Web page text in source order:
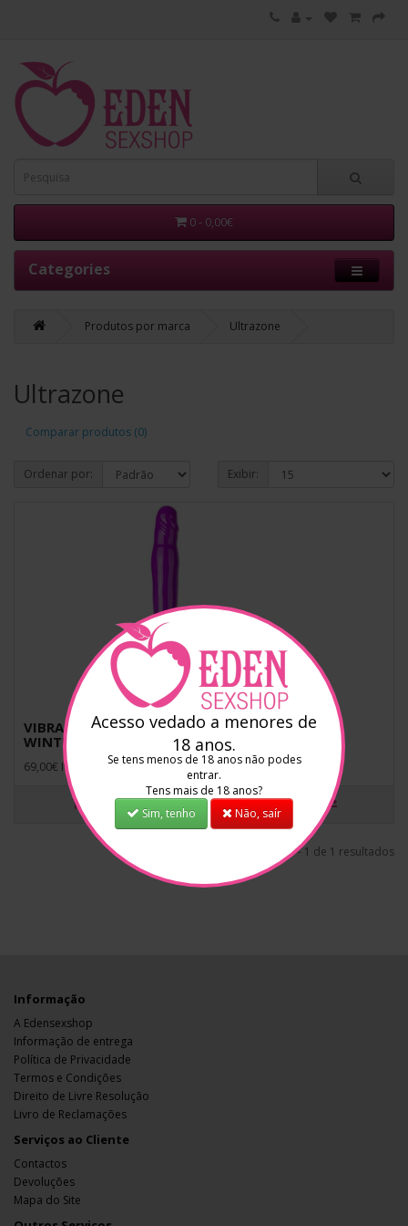
0 - 0,00€
Categories
Produtos por marca Ultrazone
Ultrazone
Comparar produtos (0)
Ordenar por: Exibir:
VIBRADOR RECARREGÁVEL COM AQUECIMENTO
WINTER FLAME POLARIS ROXO
69,00€ Iva incluído
1 - 1 de 1 resultados
Acesso vedado a menores de
18 anos.
Se tens menos de 18 anos não podes
entrar.
Tens mais de 18 anos?
Sim, tenho
Não, saír
Informação
A Edensexshop
Informação de entrega
Política de Privacidade
Termos e Condições
Direito de Livre Resolução
Livro de Reclamações
Serviços ao Cliente
Contactos
Devoluções
Mapa do Site